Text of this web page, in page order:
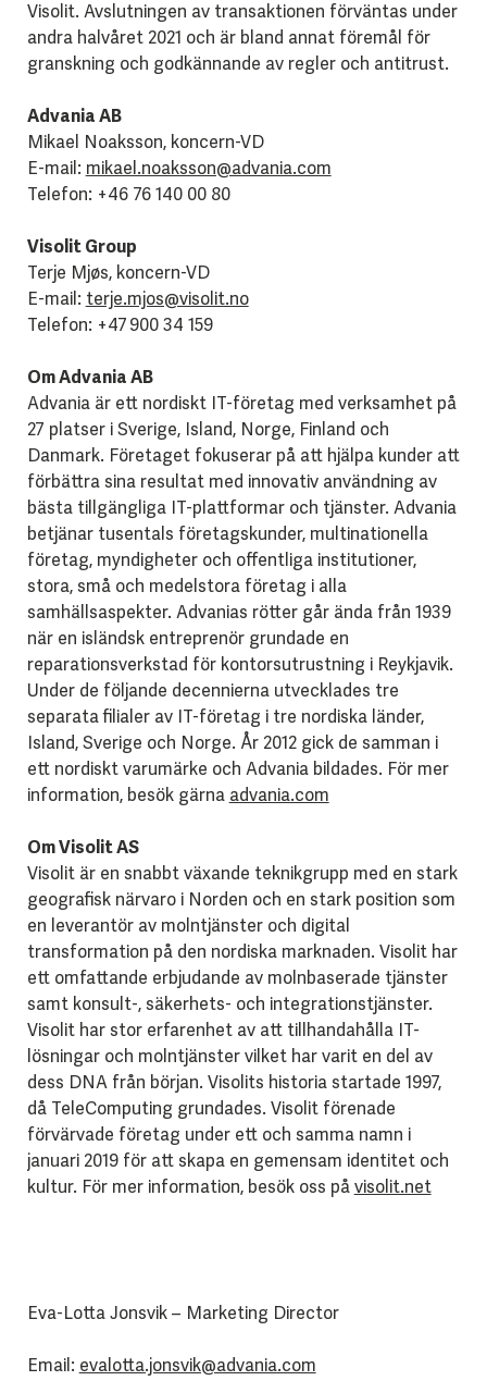
Visolit. Avslutningen av transaktionen förväntas under
andra halvåret 2021 och är bland annat föremål för
granskning och godkännande av regler och antitrust.
Advania AB
Mikael Noaksson, koncern-VD
E-mail: mikael.noaksson@advania.com
Telefon: +46 76 140 00 80
Visolit Group
Terje Mjøs, koncern-VD
E-mail: terje.mjos@visolit.no
Telefon: +47 900 34 159
Om Advania AB
Advania är ett nordiskt IT-företag med verksamhet på
27 platser i Sverige, Island, Norge, Finland och
Danmark. Företaget fokuserar på att hjälpa kunder att
förbättra sina resultat med innovativ användning av
bästa tillgängliga IT-plattformar och tjänster. Advania
betjänar tusentals företagskunder, multinationella
företag, myndigheter och offentliga institutioner,
stora, små och medelstora företag i alla
samhällsaspekter. Advanias rötter går ända från 1939
när en isländsk entreprenör grundade en
reparationsverkstad för kontorsutrustning i Reykjavik.
Under de följande decennierna utvecklades tre
separata filialer av IT-företag i tre nordiska länder,
Island, Sverige och Norge. År 2012 gick de samman i
ett nordiskt varumärke och Advania bildades. För mer
information, besök gärna advania.com
Om Visolit AS
Visolit är en snabbt växande teknikgrupp med en stark
geografisk närvaro i Norden och en stark position som
en leverantör av molntjänster och digital
transformation på den nordiska marknaden. Visolit har
ett omfattande erbjudande av molnbaserade tjänster
samt konsult-, säkerhets- och integrationstjänster.
Visolit har stor erfarenhet av att tillhandahålla IT-
lösningar och molntjänster vilket har varit en del av
dess DNA från början. Visolits historia startade 1997,
då TeleComputing grundades. Visolit förenade
förvärvade företag under ett och samma namn i
januari 2019 för att skapa en gemensam identitet och
kultur. För mer information, besök oss påvisolit.net
Eva-Lotta Jonsvik – Marketing Director
Email: evalotta.jonsvik@advania.com